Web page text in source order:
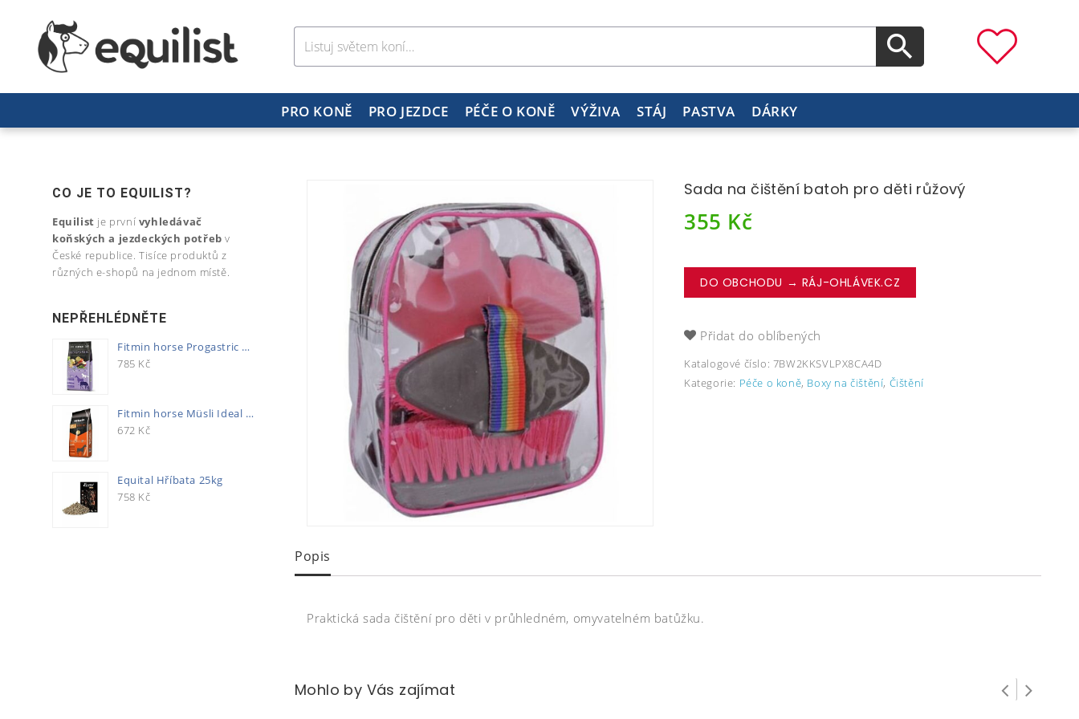
PRO KONĚ PRO JEZDCE PÉČE O KONĚ VÝŽIVA STÁJ PASTVA DÁRKY
Sada na čištění batoh pro děti růžový
355 Kč
DO OBCHODU → RÁJ-OHLÁVEK.CZ
Přidat do oblíbených
Katalogové číslo: 7BW2KKSVLPX8CA4D
Kategorie: Péče o koně, Boxy na čištění, Čištění
Popis
Praktická sada čištění pro děti v průhledném, omyvatelném batůžku.
Mohlo by Vás zajímat
CO JE TO EQUILIST?
Equilist je první vyhledávač
koňských a jezdeckých potřeb v
České republice. Tisíce produktů z
různých e-shopů na jednom místě.
NEPŘEHLÉDNĚTE
Fitmin horse Progastric 20kg
785 Kč
Fitmin horse Müsli Ideal 20kg
672 Kč
Equital Hříbata 25kg
758 Kč